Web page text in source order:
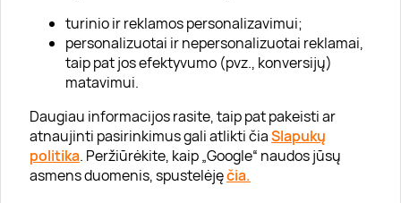
turinio ir reklamos personalizavimui;
personalizuotai ir nepersonalizuotai reklamai,
taip pat jos efektyvumo (pvz., konversijų)
matavimui.
Daugiau informacijos rasite, taip pat pakeisti ar
atnaujinti pasirinkimus gali atlikti čiaSlapukų
politika. Peržiūrėkite, kaip „Google“ naudos jūsų
asmens duomenis, spustelėjęčia.
Visi partneriai
Kontaktai
Tinklaraštis
Informacija